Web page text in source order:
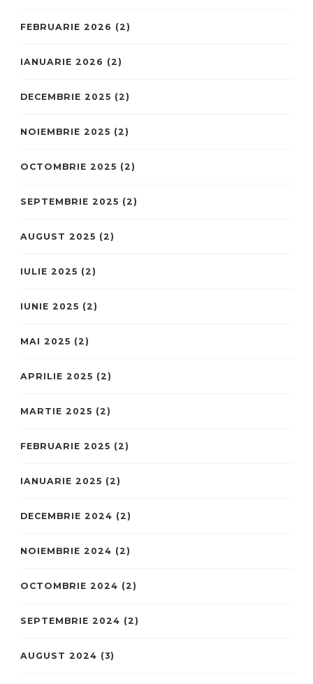
FEBRUARIE 2026 (2)
IANUARIE 2026 (2)
DECEMBRIE 2025 (2)
NOIEMBRIE 2025 (2)
OCTOMBRIE 2025 (2)
SEPTEMBRIE 2025 (2)
AUGUST 2025 (2)
IULIE 2025 (2)
IUNIE 2025 (2)
MAI 2025 (2)
APRILIE 2025 (2)
MARTIE 2025 (2)
FEBRUARIE 2025 (2)
IANUARIE 2025 (2)
DECEMBRIE 2024 (2)
NOIEMBRIE 2024 (2)
OCTOMBRIE 2024 (2)
SEPTEMBRIE 2024 (2)
AUGUST 2024 (3)